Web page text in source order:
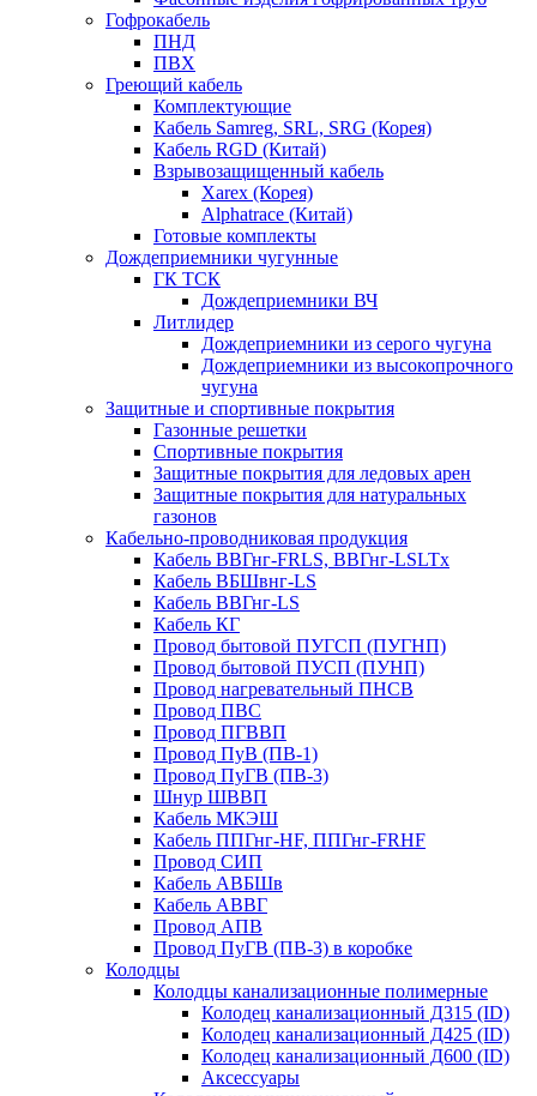
Гофрокабель
ПНД
ПВХ
Греющий кабель
Комплектующие
Кабель Samreg, SRL, SRG (Корея)
Кабель RGD (Китай)
Взрывозащищенный кабель
Xarex (Корея)
Alphatrace (Китай)
Готовые комплекты
Дождеприемники чугунные
ГК ТСК
Дождеприемники ВЧ
Литлидер
Дождеприемники из серого чугуна
Дождеприемники из высокопрочного
чугуна
Защитные и спортивные покрытия
Газонные решетки
Спортивные покрытия
Защитные покрытия для ледовых арен
Защитные покрытия для натуральных
газонов
Кабельно-проводниковая продукция
Кабель ВВГнг-FRLS, ВВГнг-LSLTx
Кабель ВБШвнг-LS
Кабель ВВГнг-LS
Кабель КГ
Провод бытовой ПУГСП (ПУГНП)
Провод бытовой ПУСП (ПУНП)
Провод нагревательный ПНСВ
Провод ПВС
Провод ПГВВП
Провод ПуВ (ПВ-1)
Провод ПуГВ (ПВ-3)
Шнур ШВВП
Кабель МКЭШ
Кабель ППГнг-HF, ППГнг-FRHF
Провод СИП
Кабель АВБШв
Кабель АВВГ
Провод АПВ
Провод ПуГВ (ПВ-3) в коробке
Колодцы
Колодцы канализационные полимерные
Колодец канализационный Д315 (ID)
Колодец канализационный Д425 (ID)
Колодец канализационный Д600 (ID)
Аксессуары